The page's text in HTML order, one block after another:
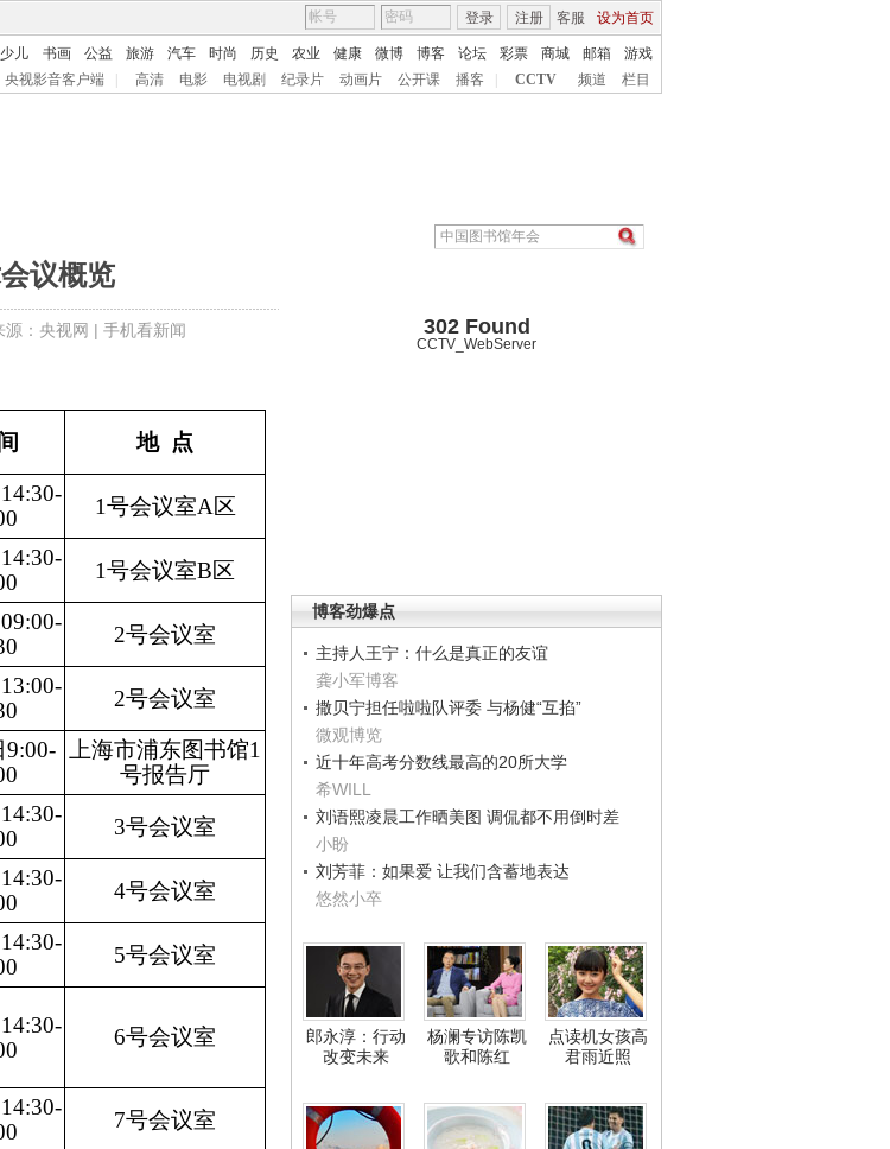
客服 设为首页
登录 注册
少儿 书画 公益 旅游 汽车 时尚 历史 农业 健康 微博 博客 论坛 彩票 商城 邮箱
游戏
央视影音客户端 高清 电影 电视剧 纪录片 动画片 公开课 播客 CCTV 频道 栏目
议概览
：央视网 | 手机看新闻
地 点
1号会议室A区
1号会议室B区
2号会议室
2号会议室
9:00-
上海市浦东图书馆1
号报告厅
3号会议室
4号会议室
5号会议室
6号会议室
7号会议室
302 Found
CCTV_WebServer
博客劲爆点
主持人王宁：什么是真正的友谊
龚小军博客
撒贝宁担任啦啦队评委 与杨健“互掐”
微观博览
近十年高考分数线最高的20所大学
希WILL
刘语熙凌晨工作晒美图 调侃都不用倒时差
小盼
刘芳菲：如果爱 让我们含蓄地表达
悠然小卒
郎永淳：行动
改变未来
杨澜专访陈凯
歌和陈红
点读机女孩高
君雨近照